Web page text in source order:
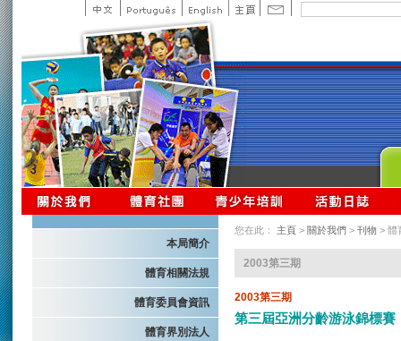
本局簡介
體育相關法規
體育委員會資訊
體育界別法人
您在此： 主頁 > 關於我們 > 刊物 > 體
2003第三期
2003第三期
第三屆亞洲分齡游泳錦標賽